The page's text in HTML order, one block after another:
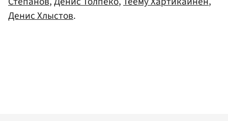
Денис Хлыстов.